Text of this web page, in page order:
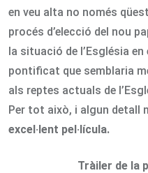
en veu alta no només
procés d’elecció del nou
la situació de l’Església
pontificat que semblaria
als reptes actuals de
Per tot això, i algun detall
excel·lent pel·lícula.
Tràiler de la